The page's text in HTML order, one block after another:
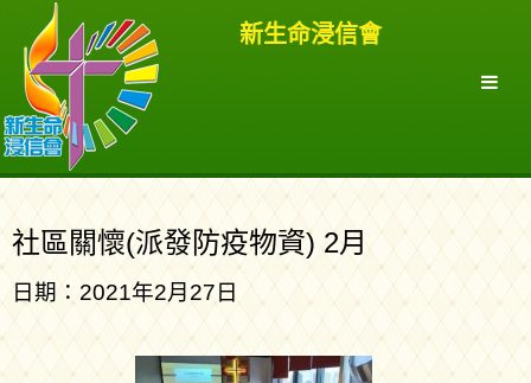
新生命浸信會
社區關懷(派發防疫物資) 2月
日期：2021年2月27日